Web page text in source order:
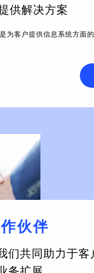
供解决方案
为客户提供信息系统方面
伙伴
们共同助力于客